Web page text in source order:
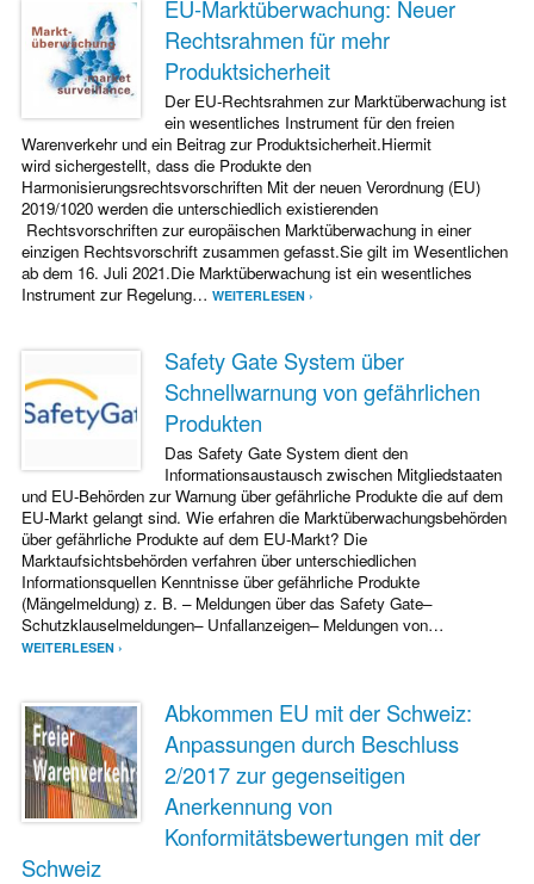
EU-Marktüberwachung: Neuer
Rechtsrahmen für mehr
Produktsicherheit
Der EU-Rechtsrahmen zur Marktüberwachung ist
ein wesentliches Instrument für den freien
Warenverkehr und ein Beitrag zur Produktsicherheit.Hiermit
wird sichergestellt, dass die Produkte den
Harmonisierungsrechtsvorschriften Mit der neuen Verordnung (EU)
2019/1020 werden die unterschiedlich existierenden
Rechtsvorschriften zur europäischen Marktüberwachung in einer
einzigen Rechtsvorschrift zusammen gefasst.Sie gilt im Wesentlichen
ab dem 16. Juli 2021.Die Marktüberwachung ist ein wesentliches
Instrument zur Regelung… WEITERLESEN ›
Safety Gate System über
Schnellwarnung von gefährlichen
Produkten
Das Safety Gate System dient den
Informationsaustausch zwischen Mitgliedstaaten
und EU-Behörden zur Warnung über gefährliche Produkte die auf dem
EU-Markt gelangt sind. Wie erfahren die Marktüberwachungsbehörden
über gefährliche Produkte auf dem EU-Markt? Die
Marktaufsichtsbehörden verfahren über unterschiedlichen
Informationsquellen Kenntnisse über gefährliche Produkte
(Mängelmeldung) z. B. – Meldungen über das Safety Gate–
Schutzklauselmeldungen– Unfallanzeigen– Meldungen von…
WEITERLESEN ›
Abkommen EU mit der Schweiz:
Anpassungen durch Beschluss
2/2017 zur gegenseitigen
Anerkennung von
Konformitätsbewertungen mit der
Schweiz